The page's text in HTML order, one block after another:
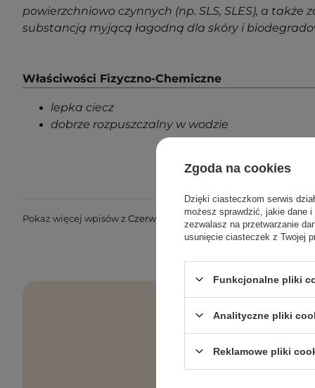
powierzchniowo czynnych (np. SLS, SLES), a
substancją myjącą łagodną dla skóry i
Właściwości Fizyczno-Chemiczne
lepka ciecz
dobrze rozpuszczalny w wodzie
Pokaż więcej wpisów z Czerwiec 2020
Zgoda na cookies
Dzięki ciasteczkom serwis
możesz sprawdzić, jakie dane
zezwalasz na przetwarzanie
usunięcie ciasteczek z Twojej
Funkcjonalne pliki
Analityczne pliki
Reklamowe pliki